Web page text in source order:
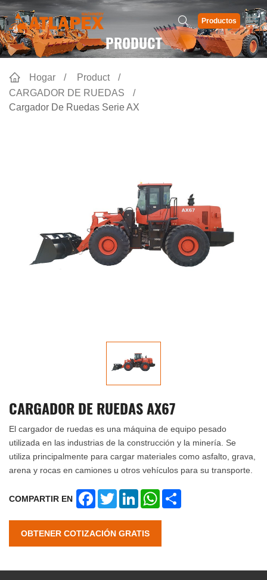
Productos
PRODUCT
Hogar
Product
CARGADOR DE RUEDAS
Cargador De Ruedas Serie AX
CARGADOR DE RUEDAS AX67
El cargador de ruedas es una máquina de equipo pesado
utilizada en las industrias de la construcción y la minería. Se
utiliza principalmente para cargar materiales como asfalto, grava,
arena y rocas en camiones u otros vehículos para su transporte.
COMPARTIR EN FacebookTwitterLinkedInWhatsApp
OBTENER COTIZACIÓN GRATIS